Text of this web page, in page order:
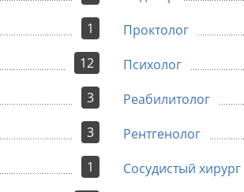
1
Проктолог
12
Психолог
3
Реабилитолог
3
Рентгенолог
1
Сосудистый хирург